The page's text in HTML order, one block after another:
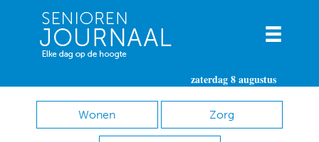
zaterdag 8 augustus
Wonen Zorg